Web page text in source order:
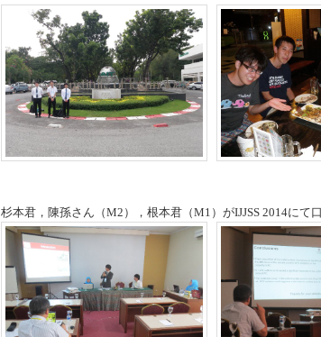
杉本君，陳孫さん（M2），根本君（M1）がIJJSS 2014にて